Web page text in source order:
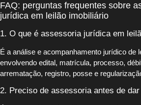
FAQ: perguntas frequentes sobre
jurídica em leilão imobiliário
1. O que é assessoria jurídica em
É a análise e acompanhamento jurídico de
envolvendo edital, matrícula, processo,
arrematação, registro, posse e
2. Preciso de assessoria antes de